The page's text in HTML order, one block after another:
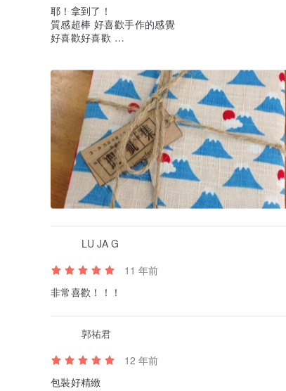
耶！拿到了！
質感超棒 好喜歡手作的感覺
好喜歡好喜歡
LU JA G
11 年前
非常喜歡！！！
郭祐君
12 年前
包裝好精緻